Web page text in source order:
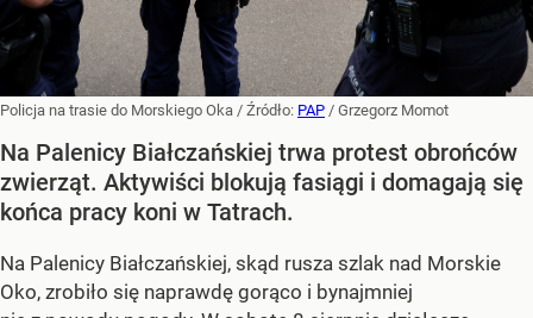
Policja na trasie do Morskiego Oka / Źródło: PAP / Grzegorz Momot
Na Palenicy Białczańskiej trwa protest obrońców
zwierząt. Aktywiści blokują fasiągi i domagają się
końca pracy koni w Tatrach.
Na Palenicy Białczańskiej, skąd rusza szlak nad Morskie
Oko, zrobiło się naprawdę gorąco i bynajmniej